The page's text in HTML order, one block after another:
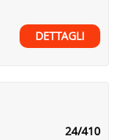
DETTAGLI
24/410